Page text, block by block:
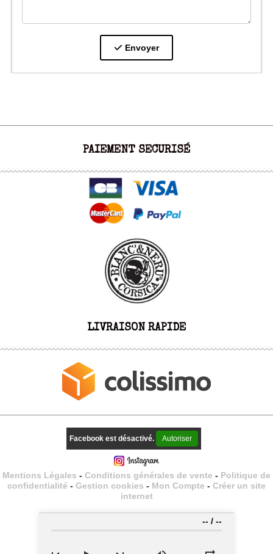
Envoyer
PAIEMENT SECURISÉ
LIVRAISON RAPIDE
Facebook est désactivé. Autoriser
Mentions Légales Conditions générales de vente
Politique de
confidentialité
Gestion cookies Mon Compte
Créer un site
internet
-- / --